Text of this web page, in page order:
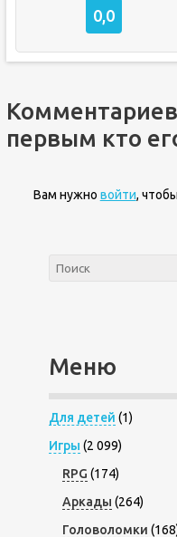
0,0
первым кто
Вам нужно войти,
Меню
Для детей (1)
Игры (2 099)
RPG (174)
Аркады (264)
Головоломки